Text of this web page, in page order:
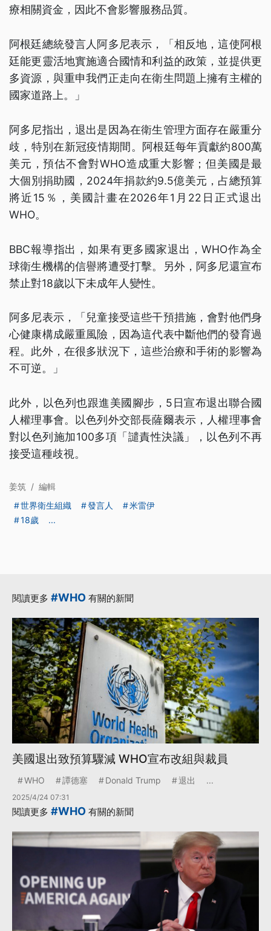
療相關資金，因此不會影響服務品質。
阿根廷總統發言人阿多尼表示，「相反地，這使阿根
廷能更靈活地實施適合國情和利益的政策，並提供更
多資源，與重申我們正走向在衛生問題上擁有主權的
國家道路上。」
阿多尼指出，退出是因為在衛生管理方面存在嚴重分
歧，特別在新冠疫情期間。阿根廷每年貢獻約800萬
美元，預估不會對WHO造成重大影響；但美國是最
大個別捐助國，2024年捐款約9.5億美元，占總預算
將近15％，美國計畫在2026年1月22日正式退出
WHO。
BBC報導指出，如果有更多國家退出，WHO作為全
球衛生機構的信譽將遭受打擊。另外，阿多尼還宣布
禁止對18歲以下未成年人變性。
阿多尼表示，「兒童接受這些干預措施，會對他們身
心健康構成嚴重風險，因為這代表中斷他們的發育過
程。此外，在很多狀況下，這些治療和手術的影響為
不可逆。」
此外，以色列也跟進美國腳步，5日宣布退出聯合國
人權理事會。以色列外交部長薩爾表示，人權理事會
對以色列施加100多項「譴責性決議」，以色列不再
接受這種歧視。
姜筑 / 編輯
世界衛生組織
發言人
米雷伊
18歲
...
閱讀更多 #WHO 有關的新聞
美國退出致預算驟減 WHO宣布改組與裁員
WHO 譚德塞 Donald Trump 退出 ...
2025/4/24 07:31
閱讀更多 #WHO 有關的新聞